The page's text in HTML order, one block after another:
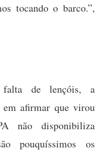
tocando o barco.”,
falta de lençóis, a
afirmar que virou
não disponibiliza
pouquíssimos os